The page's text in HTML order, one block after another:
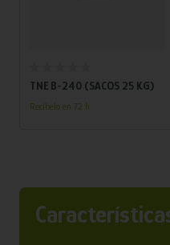
TNE B-240 (SACOS 25 KG)
Recíbelo en 72 h.